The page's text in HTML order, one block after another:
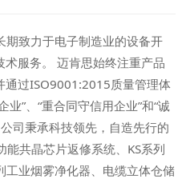
期致力于电子制造业的设备开
服务。 迈肯思始终注重产品
通过ISO9001:2015质量管理体
”、“重合同守信用企业”和“诚
司秉承科技领先，自造先行的
能共晶芯片返修系统、KS系列
工业烟雾净化器、电缆立体仓储